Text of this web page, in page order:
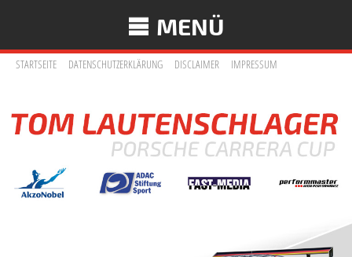
MENÜ
STARTSEITE DATENSCHUTZERKLÄRUNG DISCLAIMER IMPRESSUM